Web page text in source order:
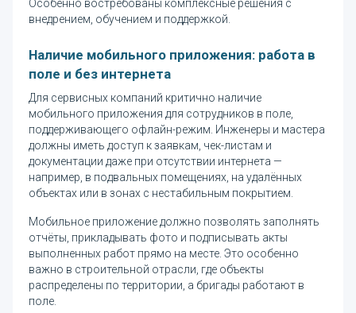
Особенно востребованы комплексные решения с
внедрением, обучением и поддержкой.
Наличие мобильного приложения: работа в
поле и без интернета
Для сервисных компаний критично наличие
мобильного приложения для сотрудников в поле,
поддерживающего офлайн-режим. Инженеры и мастера
должны иметь доступ к заявкам, чек-листам и
документации даже при отсутствии интернета —
например, в подвальных помещениях, на удалённых
объектах или в зонах с нестабильным покрытием.
Мобильное приложение должно позволять заполнять
отчёты, прикладывать фото и подписывать акты
выполненных работ прямо на месте. Это особенно
важно в строительной отрасли, где объекты
распределены по территории, а бригады работают в
поле.